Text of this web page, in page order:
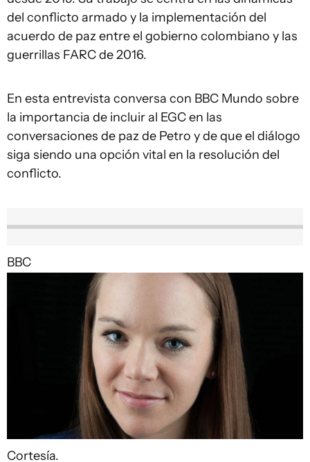
del conflicto armado y la implementación del
acuerdo de paz entre el gobierno colombiano y las
guerrillas FARC de 2016.
En esta entrevista conversa con BBC Mundo sobre
la importancia de incluir al EGC en las
conversaciones de paz de Petro y de que el diálogo
siga siendo una opción vital en la resolución del
conflicto.
BBC
Cortesía.